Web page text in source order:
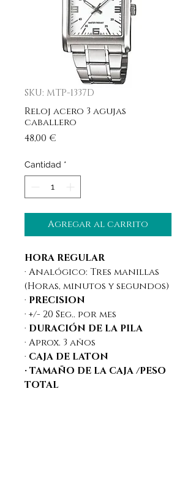
SKU: MTP-1337D
Reloj acero 3 agujas
caballero
48,00 €
Cantidad *
Agregar al carrito
HORA REGULAR
· Analógico: Tres manillas
(Horas, minutos y segundos)
· PRECISION
· +/- 20 Seg.. por mes
· DURACIÓN DE LA PILA
· Aprox. 3 años
· CAJA DE LATON
· TAMAÑO DE LA CAJA /PESO
TOTAL